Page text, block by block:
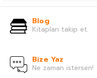
Blog
Kitapları takip et.
Bize Yaz
Ne zaman istersen!